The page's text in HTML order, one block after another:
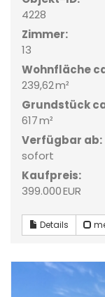
4228
Zimmer:
13
Wohnfläche
239,62 m²
Grund­stück
617 m²
Verfügbar ab:
sofort
Kaufpreis:
399.000 EUR
Details